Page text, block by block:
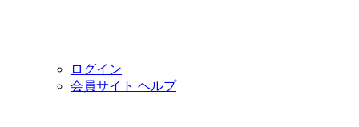
ログイン
会員サイト ヘルプ